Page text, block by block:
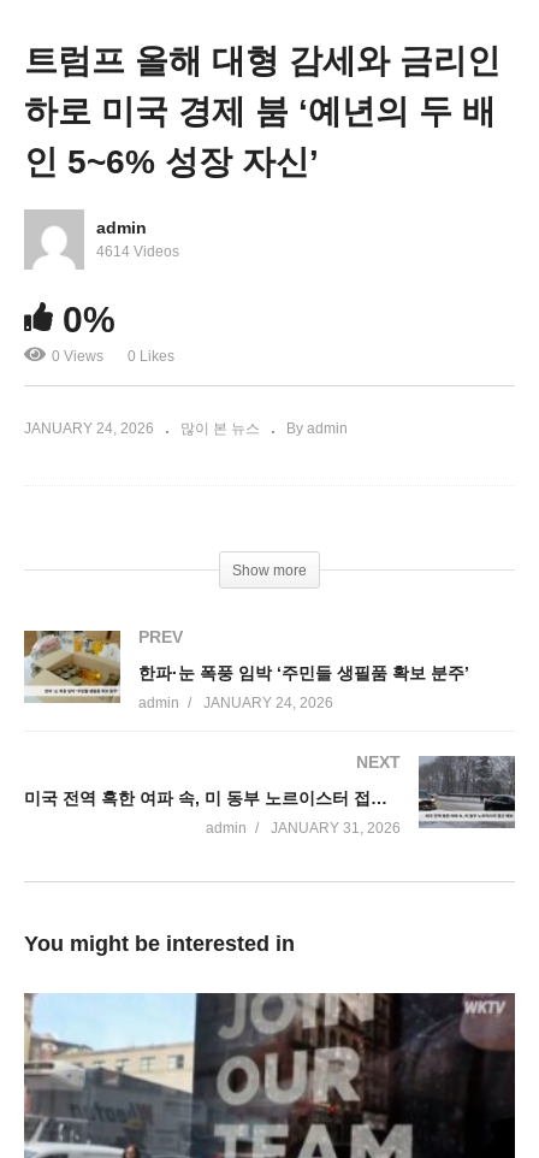
ICE OUT 미네소타 대규모 연대 파업 경제 보이콧
‘일도 수업도 쇼핑도 없다’
트럼프 올해 대형 감세와 금리인
하로 미국 경제 붐 ‘예년의 두 배
인 5~6% 성장 자신’
admin
4614 Videos
0%
0 Views 0 Likes
JANUARY 24, 2026 많이 본 뉴스 By admin
Show more
PREV
한파·눈 폭풍 임박 ‘주민들 생필품 확보 분주’
admin JANUARY 24, 2026
NEXT
미국 전역 혹한 여파 속, 미 동부 노르이스터 접근 예보
admin JANUARY 31, 2026
You might be interested in